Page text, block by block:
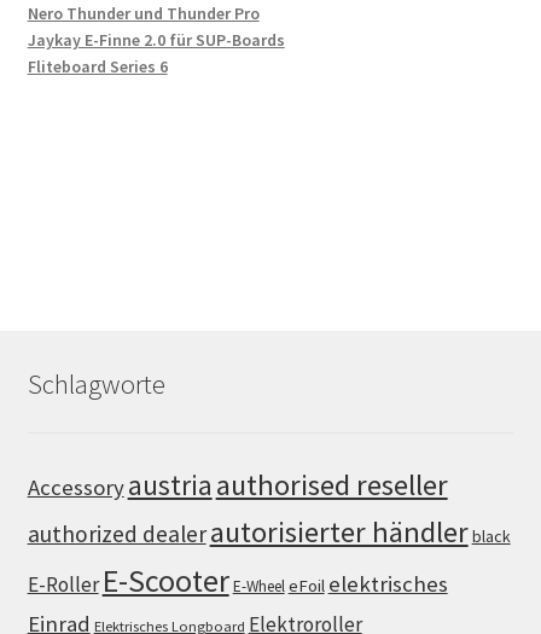
Nero Thunder und Thunder Pro
Jaykay E-Finne 2.0 für SUP-Boards
Fliteboard Series 6
Schlagworte
Accessoryaustria authorised reseller
authorized dealerautorisierter händlerblack
E-Roller E-ScooterE-WheeleFoil elektrisches
Einrad Elektrisches Longboard Elektroroller